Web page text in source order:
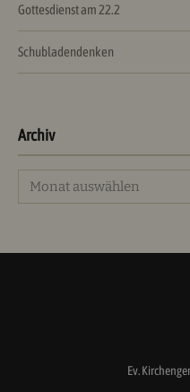
Gottesdienst am 22.2
Schubladendenken
Archiv
Archiv
Ev.